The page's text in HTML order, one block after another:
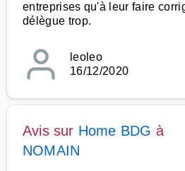
entreprises qu'à leur faire
délègue trop.
leoleo
16/12/2020
Avis sur Home BDG à
NOMAIN